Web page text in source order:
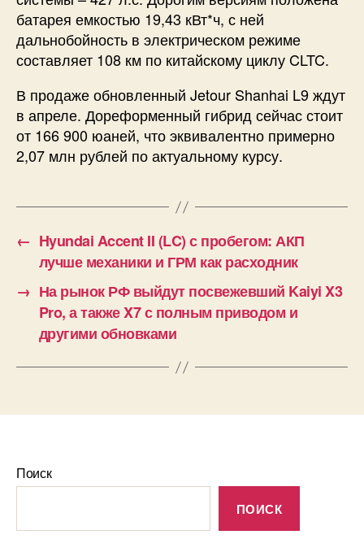
батарея емкостью 19,43 кВт*ч, с ней
дальнобойность в электрическом режиме
составляет 108 км по китайскому циклу CLTC.
В продаже обновленный Jetour Shanhai L9 ждут
в апреле. Дореформенный гибрид сейчас стоит
от 166 900 юаней, что эквивалентно примерно
2,07 млн рублей по актуальному курсу.
← Hyundai Accent II (LC) с пробегом: АКП
лучше механики и ГРМ как расходник
→ На рынок РФ выйдут посвежевший Kaiyi X3
Pro, а также X7 с полным приводом и
другими обновками
Поиск
ПОИСК